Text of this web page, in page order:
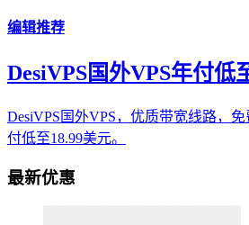
编辑推荐
DesiVPS国外VPS年付低
DesiVPS国外VPS，优质带宽线路，
付低至18.99美元。
最新优惠